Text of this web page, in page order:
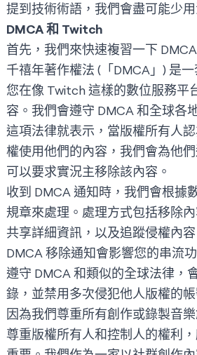
提到技術術語，我們會盡可能少用
DMCA 和 Twitch
首先，我們來快速複習一下
千禧年著作權法 (「DMCA」) 是
您在像 Twitch 這樣的數位服務平
容。我們會遵守 DMCA 和全球各
這項法律就表示，當版權所有人
權使用他們的內容，我們會為他
可以要求實況主移除該內容。
收到 DMCA 通知時，我們會根據
規章來處理。處理方式包括移除
共享詳細資訊，以及追蹤侵權內容
DMCA 移除通知會影響您的串流
遵守 DMCA 和類似的全球法律，
錄，並禁用多次侵犯他人版權的帳
因為我們尊重所有創作或錄製音
尊重版權所有人和控制人的權利